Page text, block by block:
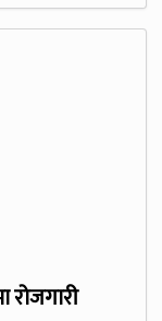
रोजगारी